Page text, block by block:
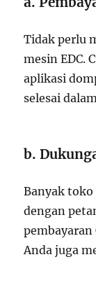
Tidak perlu
mesin EDC.
aplikasi
selesai
b.
Banyak
dengan
pembayaran
Anda juga